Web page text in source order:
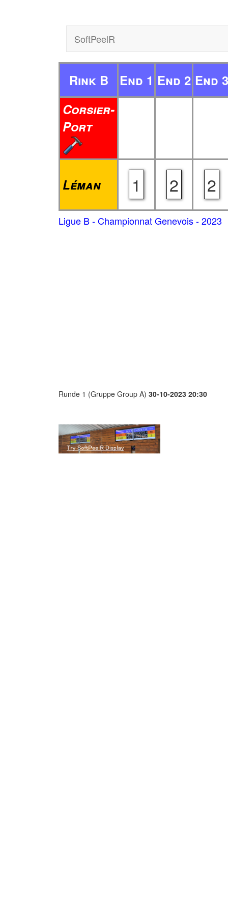
SoftPeelR
Rink B End 1 End 2 End 3
Corsier-
Port
Léman 1 2 2
Ligue B - Championnat Genevois - 2023
Runde 1 (Gruppe Group A) 30-10-2023 20:30